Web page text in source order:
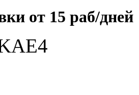
от 15 раб/дней